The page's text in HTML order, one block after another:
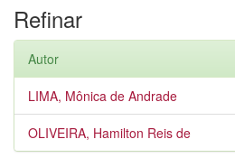
Refinar
Autor
LIMA, Mônica de Andrade
OLIVEIRA, Hamilton Reis de